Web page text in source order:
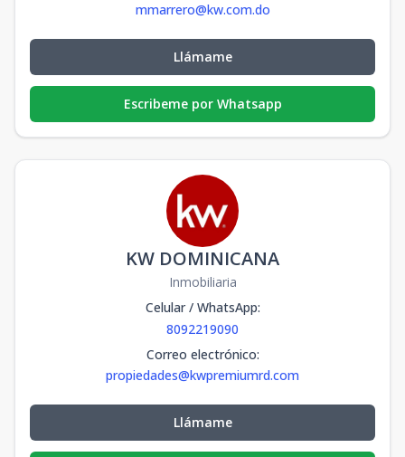
mmarrero@kw.com.do
Llámame
Escribeme por Whatsapp
KW DOMINICANA
Inmobiliaria
Celular / WhatsApp:
8092219090
Correo electrónico:
propiedades@kwpremiumrd.com
Llámame